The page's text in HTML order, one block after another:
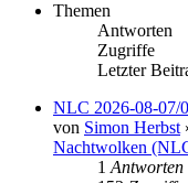
Themen
Antworten
Zugriffe
Letzter
NLC 2026-08-07/
von Simon Herbst
Nachtwolken
1 Antworten